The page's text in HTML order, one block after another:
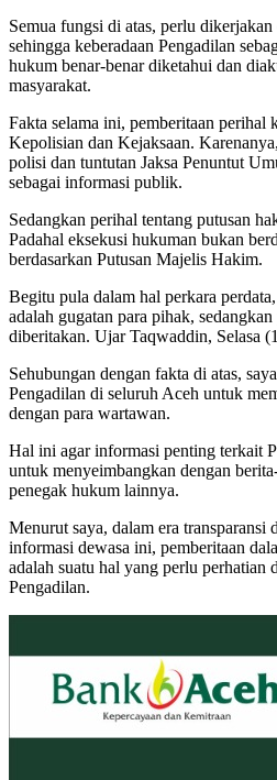
Semua fungsi di atas, perlu
sehingga keberadaan Pengadilan
hukum benar-benar diketahui dan
masyarakat.
Fakta selama ini, pemberitaan perihal
Kepolisian dan Kejaksaan.
polisi dan tuntutan Jaksa Penuntut
sebagai informasi publik.
Sedangkan perihal tentang putusan
Padahal eksekusi hukuman bukan
berdasarkan Putusan Majelis Hakim.
Begitu pula dalam hal perkara
adalah gugatan para pihak,
diberitakan. Ujar Taqwaddin, Selasa
Sehubungan dengan fakta di atas,
Pengadilan di seluruh Aceh untuk
dengan para wartawan.
Hal ini agar informasi penting terkait
untuk menyeimbangkan dengan
penegak hukum lainnya.
Menurut saya, dalam era transparansi
informasi dewasa ini, pemberitaan
adalah suatu hal yang perlu perhatian
Pengadilan.